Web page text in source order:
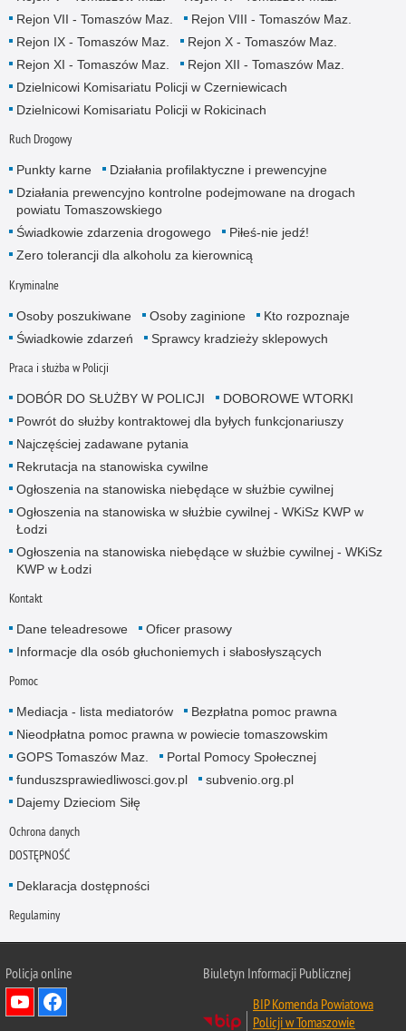
Rejon VII - Tomaszów Maz.
Rejon VIII - Tomaszów Maz.
Rejon IX - Tomaszów Maz.
Rejon X - Tomaszów Maz.
Rejon XI - Tomaszów Maz.
Rejon XII - Tomaszów Maz.
Dzielnicowi Komisariatu Policji w Czerniewicach
Dzielnicowi Komisariatu Policji w Rokicinach
Ruch Drogowy
Punkty karne
Działania profilaktyczne i prewencyjne
Działania prewencyjno kontrolne podejmowane na drogach
powiatu Tomaszowskiego
Świadkowie zdarzenia drogowego
Piłeś-nie jedź!
Zero tolerancji dla alkoholu za kierownicą
Kryminalne
Osoby poszukiwane Osoby zaginione
Kto rozpoznaje
Świadkowie zdarzeń
Sprawcy kradzieży sklepowych
Praca i służba w Policji
DOBÓR DO SŁUŻBY W POLICJI
DOBOROWE WTORKI
Powrót do służby kontraktowej dla byłych funkcjonariuszy
Najczęściej zadawane pytania
Rekrutacja na stanowiska cywilne
Ogłoszenia na stanowiska niebędące w służbie cywilnej
Ogłoszenia na stanowiska w służbie cywilnej - WKiSz KWP w
Łodzi
Ogłoszenia na stanowiska niebędące w służbie cywilnej - WKiSz
KWP w Łodzi
Kontakt
Dane teleadresowe
Oficer prasowy
Informacje dla osób głuchoniemych i słabosłyszących
Pomoc
Mediacja - lista mediatorów
Bezpłatna pomoc prawna
Nieodpłatna pomoc prawna w powiecie tomaszowskim
GOPS Tomaszów Maz.
Portal Pomocy Społecznej
funduszsprawiedliwosci.gov.pl
subvenio.org.pl
Dajemy Dzieciom Siłę
Ochrona danych
DOSTĘPNOŚĆ
Deklaracja dostępności
Regulaminy
Policja online
Biuletyn Informacji Publicznej
BIP Komenda Powiatowa
Policji w Tomaszowie